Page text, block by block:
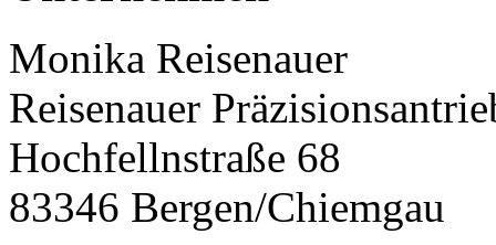
Monika Reisenauer
Reisenauer
Hochfellnstraße 68
83346 Bergen/Chiemgau